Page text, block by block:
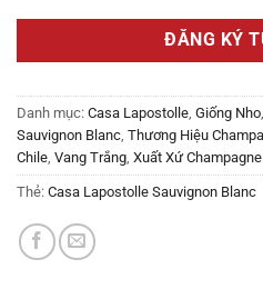
ĐĂNG KÝ
Danh mục: Casa Lapostolle Giống Nho
Sauvignon Blanc Thương Hiệu
Chile Vang Trắng Xuất Xứ
Thẻ: Casa Lapostolle Sauvignon Blanc